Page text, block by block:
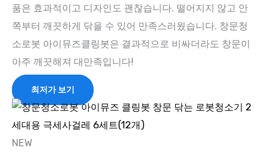
품은 효과적이고 디자인도 괜찮습니다. 떨어지지 않고 안
쪽부터 깨끗하게 닦을 수 있어 만족스러웠습니다. 창문청
소로봇 아이뮤즈클링봇은 결과적으로 비싸더라도 창문이
아주 깨끗해져 대만족입니다!
최저가 보기
NEW